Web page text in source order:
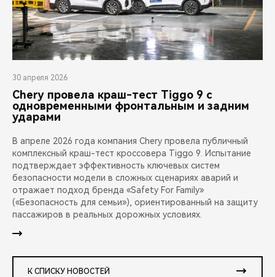
30 апреля 2026
Chery провела краш-тест Tiggo 9 с
одновременными фронтальным и задним
ударами
В апреле 2026 года компания Chery провела публичный
комплексный краш-тест кроссовера Tiggo 9. Испытание
подтверждает эффективность ключевых систем
безопасности модели в сложных сценариях аварий и
отражает подход бренда «Safety For Family»
(«Безопасность для семьи»), ориентированный на защиту
пассажиров в реальных дорожных условиях.
К СПИСКУ НОВОСТЕЙ